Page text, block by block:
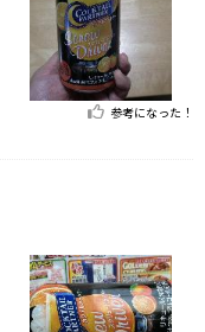
参考になった！